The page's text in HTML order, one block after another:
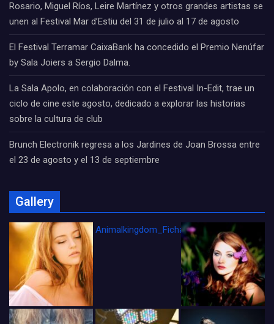
Rosario, Miguel Ríos, Leire Martínez y otros grandes artistas se
unen al Festival Mar d’Estiu del 31 de julio al 17 de agosto
El Festival Terramar CaixaBank ha concedido el Premio Nenúfar
by Sala Joiers a Sergio Dalma.
La Sala Apolo, en colaboración con el Festival In-Edit, trae un
ciclo de cine este agosto, dedicado a explorar las historias
sobre la cultura de club
Brunch Electronik regresa a los Jardines de Joan Brossa entre
el 23 de agosto y el 13 de septiembre
Gallery
Animalkingdom_FichaCine